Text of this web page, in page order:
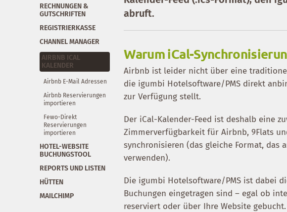
RECHNUNGEN &
GUTSCHRIFTEN
REGISTRIERKASSE
CHANNEL MANAGER
AIRBNB ICAL
KALENDER
Airbnb E-Mail Adressen
Airbnb Reservierungen
importieren
Fewo-Direkt
Reservierungen
importieren
HOTEL-WEBSITE
BUCHUNGSTOOL
REPORTS UND LISTEN
HÜTTEN
MAILCHIMP
abruft.
Warum iCal-
Airbnb ist leider nicht über eine
die igumbi Hotelsoftware/PMS direkt
zur Verfügung stellt.
Der iCal-Kalender-Feed ist deshalb eine
Zimmerverfügbarkeit für Airbnb, 9Flats
synchronisieren (das gleiche Format, das
verwenden).
Die igumbi Hotelsoftware/PMS ist dabei
Buchungen eingetragen sind – egal ob
reserviert oder über Ihre Website